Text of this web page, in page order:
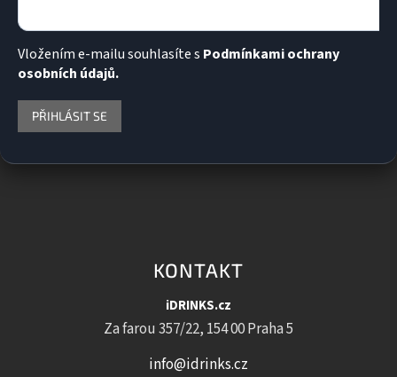
Vložením e-mailu souhlasíte s Podmínkami ochrany
osobních údajů.
PŘIHLÁSIT SE
KONTAKT
iDRINKS.cz
Za farou 357/22, 154 00 Praha 5
info@idrinks.cz